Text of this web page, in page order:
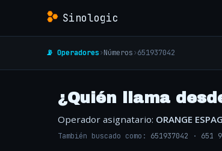
Sinologic
📡 Operadores›Números›651937042
¿Quién llama
Operador asignatario: ORANGE
También buscado como: 651937042 · 651